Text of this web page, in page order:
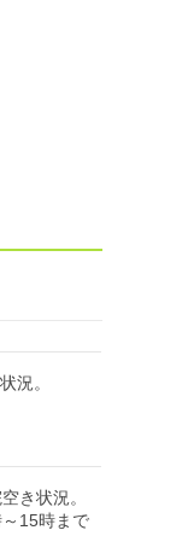
況。
き状況。
15時まで